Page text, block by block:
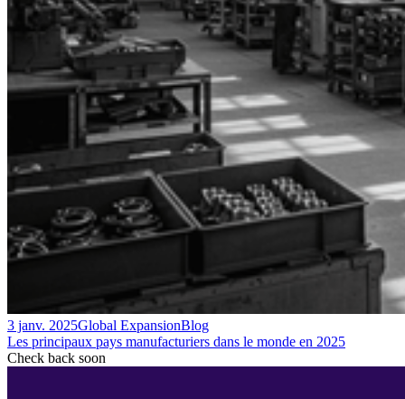
3 janv. 2025Global ExpansionBlog
Les principaux pays manufacturiers dans le monde en 2025
Check back soon